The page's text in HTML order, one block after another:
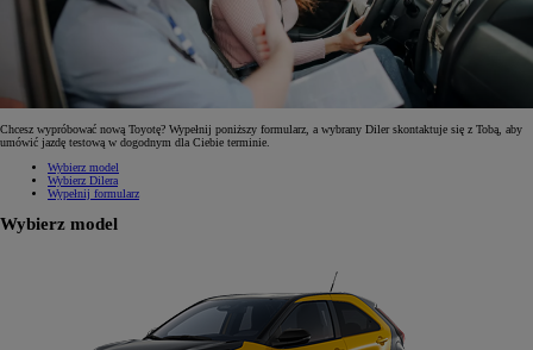
Chcesz wypróbować nową Toyotę? Wypełnij poniższy formularz, a wybrany Diler skontaktuje się z Tobą, aby
umówić jazdę testową w dogodnym dla Ciebie terminie.
Wybierz model
Wybierz Dilera
Wypełnij formularz
Wybierz model